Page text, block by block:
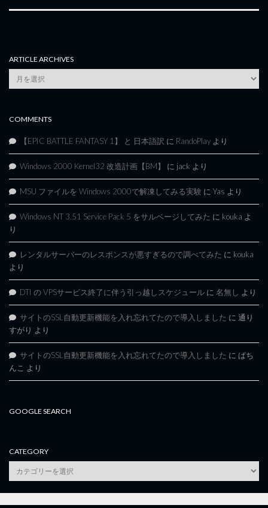
ARTICLE ARCHIVES
Article
Archives
COMMENTS
【EPIC BATTLE FANTASY 1】 と 日本語訳 に RandoPlay より
Windows 2000 Kernel32 改造計画【BM】 に jack より
MSU ファイルを Windows 2000で解凍してみる実験 に Yas より
Windows NT 3.51 Service Pack 5 をサルベージしてみた に kouka よ
り
レンタルサーバーのレスポンスが悪すぎるので調べてみた に kouka
より
DTI の VPSサービス終了に伴う引っ越しスケジュール に 名無し より
サイトのSSL自動更新機能を入れ忘れてたので導入しました に 通り
すがり より
サイトのSSL自動更新機能を入れ忘れてたので導入しました に ぱち
んこ より
GOOGLE SEARCH
CATEGORY
category